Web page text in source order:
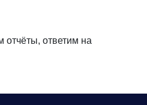
отчёты, ответим на